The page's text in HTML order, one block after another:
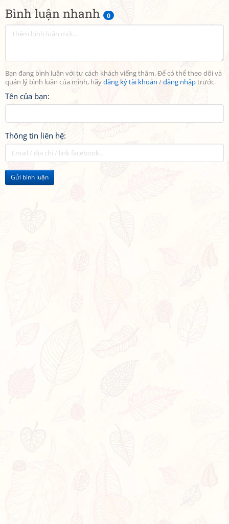
Bình luận nhanh 0
Bạn đang bình luận với tư cách khách viếng thăm. Để có thể theo dõi và
quản lý bình luận của mình, hãyđăng ký tài khoản /đăng nhậptrước.
Tên của bạn:
Thông tin liên hệ:
Gửi bình luận